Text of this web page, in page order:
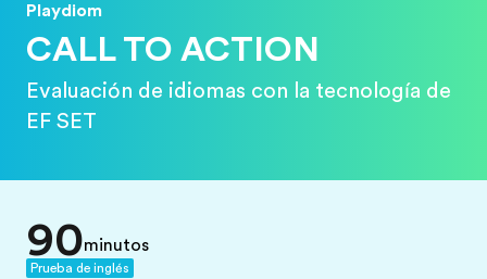
Playdiom
CALL TO ACTION
Evaluación de idiomas con la tecnología de
EF SET
90minutos
Prueba de inglés